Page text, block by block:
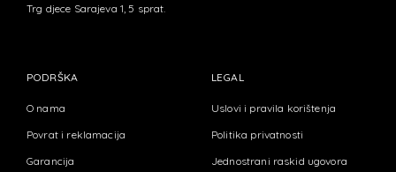
Trg djece Sarajeva 1, 5 sprat.
PODRŠKA
O nama
Povrat i reklamacija
Garancija
LEGAL
Uslovi i pravila korištenja
Politika privatnosti
Jednostrani raskid ugovora